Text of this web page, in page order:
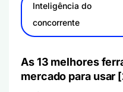
Inteligência do
concorrente
As 13 melhores
mercado para usar